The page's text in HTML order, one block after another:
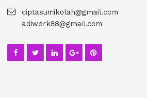
ciptasumikolah@gmail.com
adiwork88@gmail.com